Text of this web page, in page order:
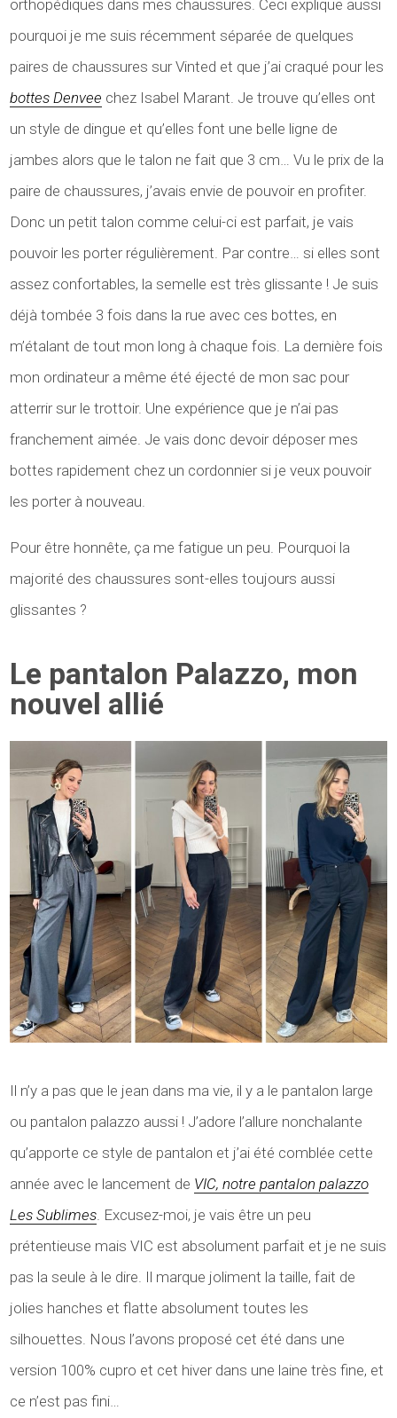
orthopédiques dans mes chaussures. Ceci explique aussi
pourquoi je me suis récemment séparée de quelques
paires de chaussures sur Vinted et que j’ai craqué pour les
bottes Denvee chez Isabel Marant. Je trouve qu’elles ont
un style de dingue et qu’elles font une belle ligne de
jambes alors que le talon ne fait que 3 cm… Vu le prix de la
paire de chaussures, j’avais envie de pouvoir en profiter.
Donc un petit talon comme celui-ci est parfait, je vais
pouvoir les porter régulièrement. Par contre… si elles sont
assez confortables, la semelle est très glissante ! Je suis
déjà tombée 3 fois dans la rue avec ces bottes, en
m’étalant de tout mon long à chaque fois. La dernière fois
mon ordinateur a même été éjecté de mon sac pour
atterrir sur le trottoir. Une expérience que je n’ai pas
franchement aimée. Je vais donc devoir déposer mes
bottes rapidement chez un cordonnier si je veux pouvoir
les porter à nouveau.
Pour être honnête, ça me fatigue un peu. Pourquoi la
majorité des chaussures sont-elles toujours aussi
glissantes ?
Le pantalon Palazzo, mon
nouvel allié
Il n’y a pas que le jean dans ma vie, il y a le pantalon large
ou pantalon palazzo aussi ! J’adore l’allure nonchalante
qu’apporte ce style de pantalon et j’ai été comblée cette
année avec le lancement de VIC, notre pantalon palazzo
Les Sublimes. Excusez-moi, je vais être un peu
prétentieuse mais VIC est absolument parfait et je ne suis
pas la seule à le dire. Il marque joliment la taille, fait de
jolies hanches et flatte absolument toutes les
silhouettes. Nous l’avons proposé cet été dans une
version 100% cupro et cet hiver dans une laine très fine, et
ce n’est pas fini…